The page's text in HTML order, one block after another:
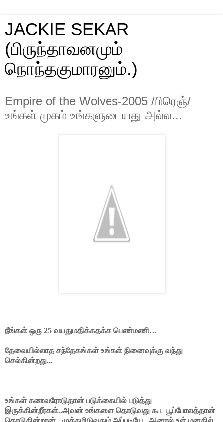
JACKIE SEKAR
(பிருந்தாவனமும்
நொந்தகுமாரனும்.)
Empire of the Wolves-2005 /பிரெஞ்/
உங்கள் முகம் உங்களுடையது அல்ல...
நீங்கள் ஒரு 25 வயதுமதிக்கதக்க பெண்மணி…
தேவையில்லாத சந்தேகங்கள் உங்கள் நினைவுக்கு வந்து
செல்கின்றது...
உங்கள் கணவரோடுதான் படுக்கையில் படுத்து
இருக்கின்றீர்கள்..அவன் உங்களை தொடுவது கூட பூப்போலத்தான்
தொடுகின்றான்.. முத்தமிடுவதும் அப்படியே...ஆனால் உள் மனதில்